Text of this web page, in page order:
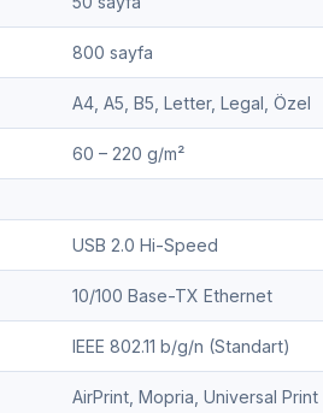
800 sayfa
A4, A5, B5, Letter, Legal, Özel
60 – 220 g/m²
USB 2.0 Hi-Speed
10/100 Base-TX Ethernet
IEEE 802.11 b/g/n (Standart)
AirPrint, Mopria, Universal Print